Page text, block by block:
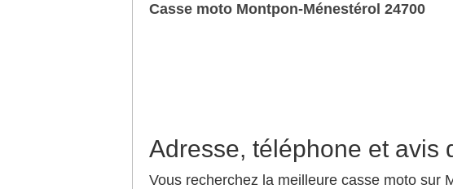
Casse moto Montpon-Ménestérol 24700
Adresse, téléphone et avis
Vous recherchez la meilleure casse moto sur